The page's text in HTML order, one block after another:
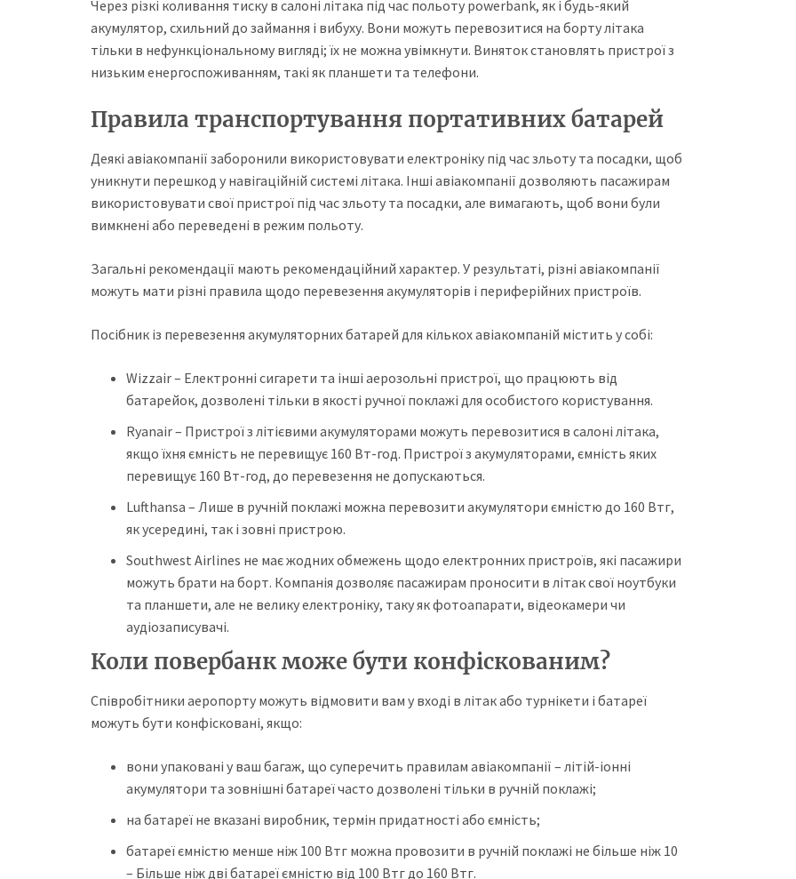
Через різкі коливання тиску в салоні літака під час польоту powerbank, як і будь-який
акумулятор, схильний до займання і вибуху. Вони можуть перевозитися на борту літака
тільки в нефункціональному вигляді; їх не можна увімкнути. Виняток становлять пристрої з
низьким енергоспоживанням, такі як планшети та телефони.
Правила транспортування портативних батарей
Деякі авіакомпанії заборонили використовувати електроніку під час зльоту та посадки, щоб
уникнути перешкод у навігаційній системі літака. Інші авіакомпанії дозволяють пасажирам
використовувати свої пристрої під час зльоту та посадки, але вимагають, щоб вони були
вимкнені або переведені в режим польоту.
Загальні рекомендації мають рекомендаційний характер. У результаті, різні авіакомпанії
можуть мати різні правила щодо перевезення акумуляторів і периферійних пристроїв.
Посібник із перевезення акумуляторних батарей для кількох авіакомпаній містить у собі:
Wizzair – Електронні сигарети та інші аерозольні пристрої, що працюють від
батарейок, дозволені тільки в якості ручної поклажі для особистого користування.
Ryanair – Пристрої з літієвими акумуляторами можуть перевозитися в салоні літака,
якщо їхня ємність не перевищує 160 Вт-год. Пристрої з акумуляторами, ємність яких
перевищує 160 Вт-год, до перевезення не допускаються.
Lufthansa – Лише в ручній поклажі можна перевозити акумулятори ємністю до 160 Втг,
як усередині, так і зовні пристрою.
Southwest Airlines не має жодних обмежень щодо електронних пристроїв, які пасажири
можуть брати на борт. Компанія дозволяє пасажирам проносити в літак свої ноутбуки
та планшети, але не велику електроніку, таку як фотоапарати, відеокамери чи
аудіозаписувачі.
Коли повербанк може бути конфіскованим?
Співробітники аеропорту можуть відмовити вам у вході в літак або турнікети і батареї
можуть бути конфісковані, якщо:
вони упаковані у ваш багаж, що суперечить правилам авіакомпанії – літій-іонні
акумулятори та зовнішні батареї часто дозволені тільки в ручній поклажі;
на батареї не вказані виробник, термін придатності або ємність;
батареї ємністю менше ніж 100 Втг можна провозити в ручній поклажі не більше ніж 10
– Більше ніж дві батареї ємністю від 100 Втг до 160 Втг.